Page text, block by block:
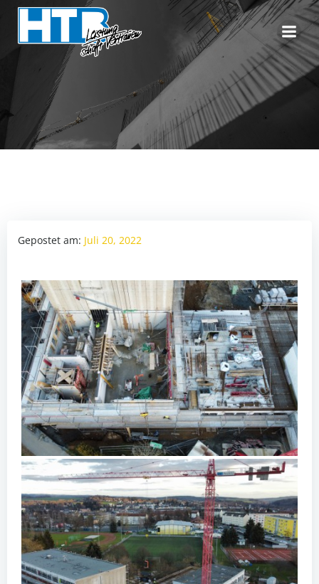
Zum
Inhalt
springen
Gepostet am: Juli 20, 2022